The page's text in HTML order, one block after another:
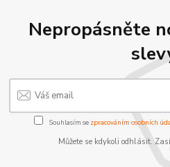
Nepropásněte
Souhlasím se zpracováním osobních
Můžete se kdykoli odhlásit.